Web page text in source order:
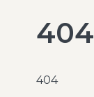
404
404